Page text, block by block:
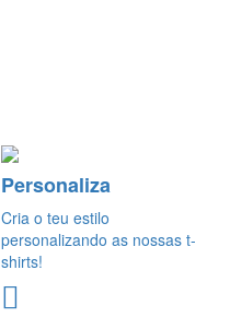
Personaliza
Cria o teu estilo
personalizando as nossas t-
shirts!